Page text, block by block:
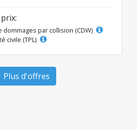
dommages par collision (CDW)
civile (TPL)
Plus d'offres